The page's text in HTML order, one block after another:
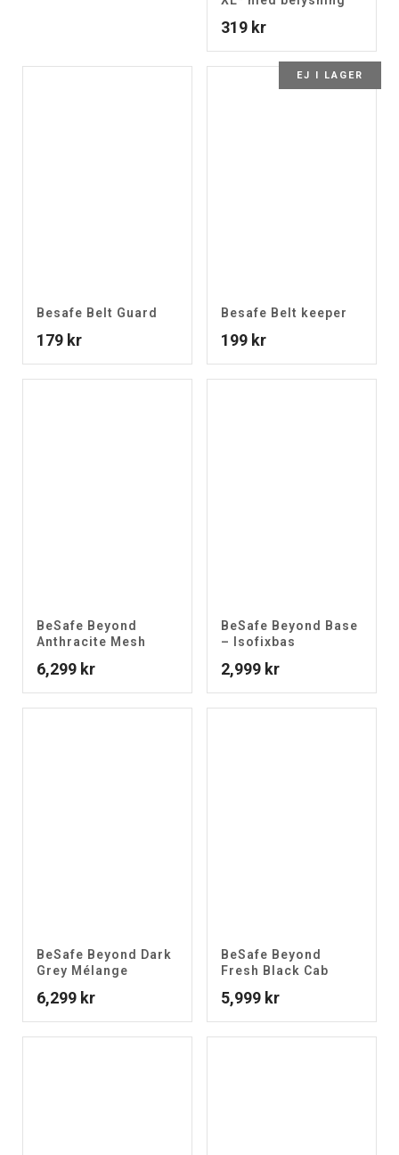
319 kr
Besafe Belt Guard
179 kr
EJ I LAGER
Besafe Belt keeper
199 kr
BeSafe Beyond
Anthracite Mesh
6,299 kr
BeSafe Beyond Base
– Isofixbas
2,999 kr
BeSafe Beyond Dark
Grey Mélange
6,299 kr
BeSafe Beyond
Fresh Black Cab
5,999 kr